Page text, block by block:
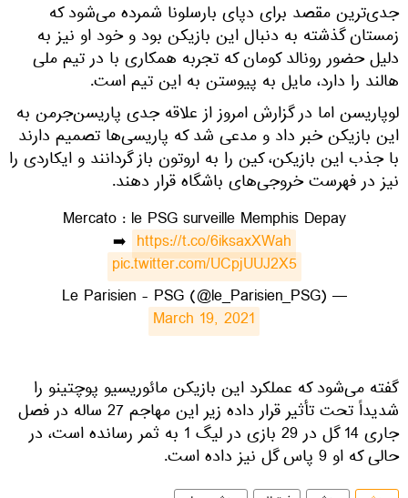
جدی‌ترین مقصد برای دپای بارسلونا شمرده می‌شود که
زمستان گذشته به دنبال این بازیکن بود و خود او نیز به
دلیل حضور رونالد کومان که تجربه همکاری با در تیم ملی
هالند را دارد، مایل به پیوستن به این تیم است.
لوپاریسن‌ اما در گزارش امروز از علاقه جدی پاریسن‌جرمن به
این بازیکن خبر داد و مدعی شد که پاریسی‌ها تصمیم دارند
با جذب این بازیکن، کین را به اروتون باز گردانند و ایکاردی را
نیز در فهرست خروجی‌های باشگاه قرار دهند.
Mercato : le PSG surveille Memphis Depay
➡️https://t.co/6iksaxXWah
pic.twitter.com/UCpjUUJ2X5
— Le Parisien - PSG (@le_Parisien_PSG)
March 19, 2021
گفته می‌شود که عملکرد این بازیکن مائوریسیو پوچتینو را
شدیداً تحت تأثیر قرار داده زیر این مهاجم 27 ساله در فصل
جاری 14 گل در 29 بازی در لیگ 1 به ثمر رسانده است، در
حالی که او 9 پاس گل نیز داده است.